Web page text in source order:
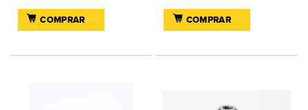
COMPRAR COMPRAR